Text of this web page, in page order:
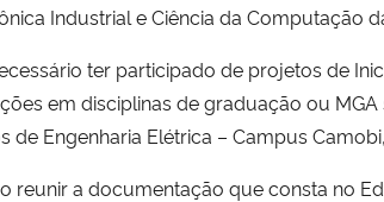
Industrial e Ciência da Computação
ter participado de projetos de
em disciplinas de graduação ou
Engenharia Elétrica – Campus
reunir a documentação que consta no